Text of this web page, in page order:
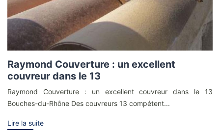
Raymond Couverture : un excellent
couvreur dans le 13
Raymond Couverture : un excellent couvreur dans le 13
Bouches-du-Rhône Des couvreurs 13 compétent...
Lire la suite